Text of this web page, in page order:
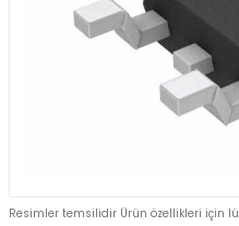
Resimler temsilidir Ürün özellikleri için